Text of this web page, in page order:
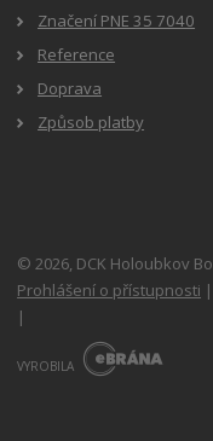
Značení PNE 35 7040
Reference
Doprava
Způsob platby
© 2026, DCK Holoubkov
Prohlášení o přístupnosti |
|
VYROBILA